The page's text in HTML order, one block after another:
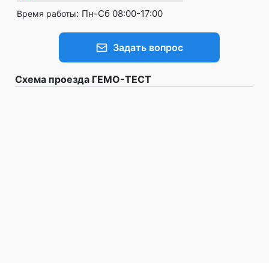
Время работы: Пн-Сб 08:00-17:00
Задать вопрос
Схема проезда ГЕМО-ТЕСТ